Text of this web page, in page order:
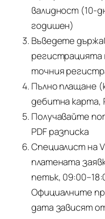
валидност (10-
годишен)
Въведете
регистрацията
точния
Пълно плащане
дебитна карта,
Получавайте
PDF разписка
Специалист на
платената
петък,
Официалните
дата зависят